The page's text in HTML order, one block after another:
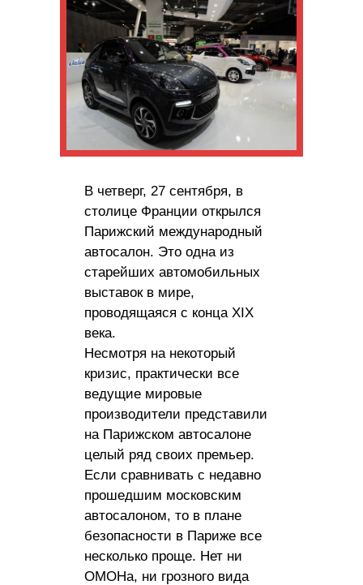
В четверг, 27 сентября, в
столице Франции открылся
Парижский международный
автосалон. Это одна из
старейших автомобильных
выставок в мире,
проводящаяся с конца XIX
века.
Несмотря на некоторый
кризис, практически все
ведущие мировые
производители представили
на Парижском автосалоне
целый ряд своих премьер.
Если сравнивать с недавно
прошедшим московским
автосалоном, то в плане
безопасности в Париже все
несколько проще. Нет ни
ОМОНа, ни грозного вида